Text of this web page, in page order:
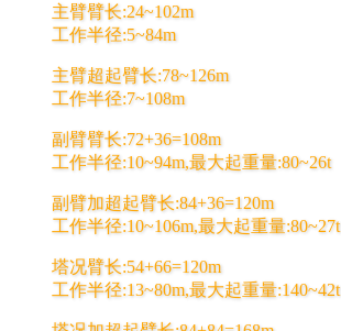
主臂臂长:24~102m
工作半径:5~84m
主臂超起臂长:78~126m
工作半径:7~108m
副臂臂长:72+36=108m
工作半径:10~94m,最大起重量:80~26t
副臂加超起臂长:84+36=120m
工作半径:10~106m,最大起重量:80~27t
塔况臂长:54+66=120m
工作半径:13~80m,最大起重量:140~42t